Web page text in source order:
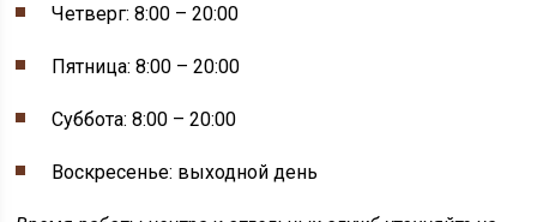
Четверг: 8:00 – 20:00
Пятница: 8:00 – 20:00
Суббота: 8:00 – 20:00
Воскресенье: выходной день